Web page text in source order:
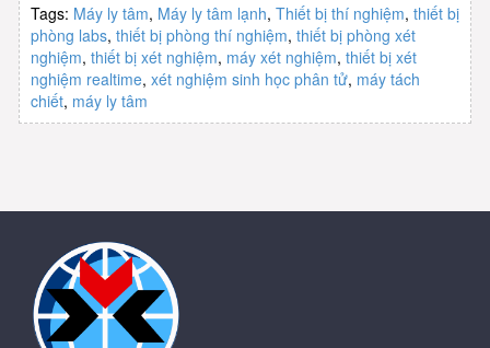
Tags: ​Máy ly tâm, ​Máy ly tâm lạnh, Thiết bị thí nghiệm, thiết bị
phòng labs, thiết bị phòng thí nghiệm, thiết bị phòng xét
nghiệm, thiết bị xét nghiệm, máy xét nghiệm, thiết bị xét
nghiệm realtime, xét nghiệm sinh học phân tử, máy tách
chiết, máy ly tâm